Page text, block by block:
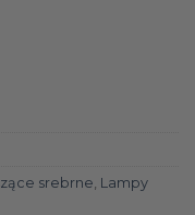
srebrne Lampy